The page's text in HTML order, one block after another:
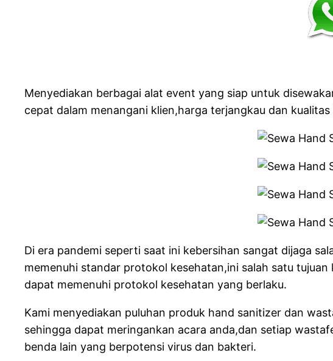
Menyediakan berbagai alat event yang siap untuk
cepat dalam menangani klien,harga terjangkau dan
Di era pandemi seperti saat ini kebersihan sangat dijaga
memenuhi standar protokol kesehatan,ini salah satu
dapat memenuhi protokol kesehatan yang berlaku.
Kami menyediakan puluhan produk hand sanitizer dan
sehingga dapat meringankan acara anda,dan setiap
benda lain yang berpotensi virus dan bakteri.